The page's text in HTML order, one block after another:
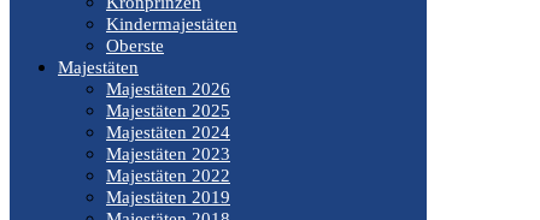
Kindermajestäten
Oberste
Majestäten
Majestäten 2026
Majestäten 2025
Majestäten 2024
Majestäten 2023
Majestäten 2022
Majestäten 2019